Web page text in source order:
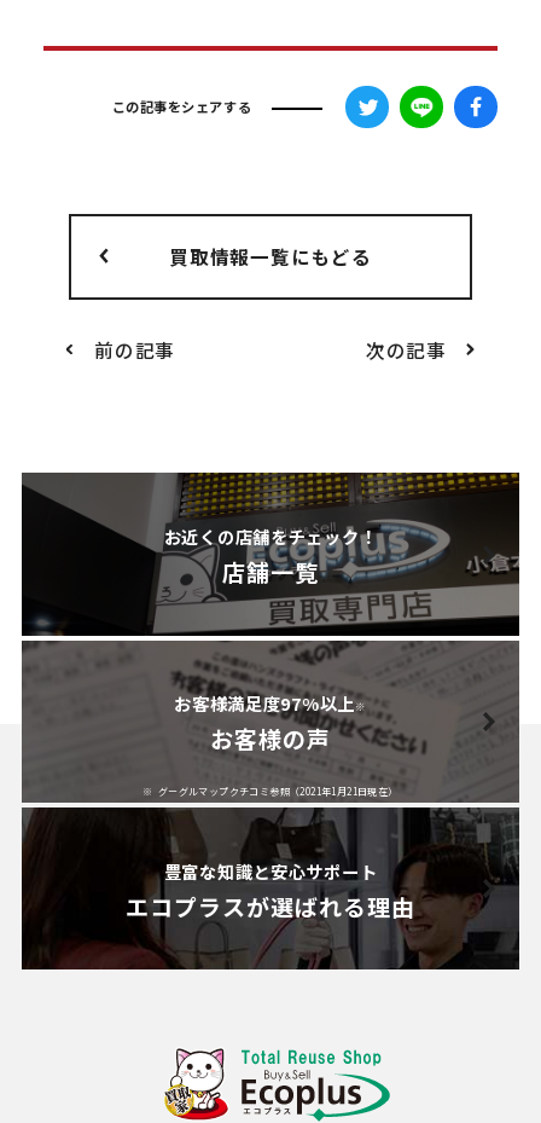
この記事をシェアする
前の記事
買取情報一覧にもどる
次の記事
お近くの店舗をチェック！
店舗一覧
お客様満足度97%以上※
お客様の声
グーグルマップクチコミ参照（2021年1月21日現在）
豊富な知識と安心サポート
エコプラスが選ばれる理由